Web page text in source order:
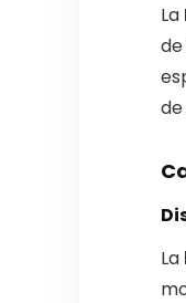
La
de
La